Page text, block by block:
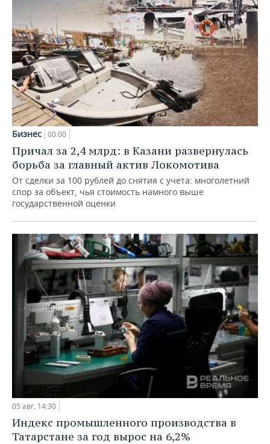
Бизнес 00:00
Причал за 2,4 млрд: в Казани развернулась
борьба за главный актив Локомотива
От сделки за 100 рублей до снятия с учета: многолетний
спор за объект, чья стоимость намного выше
государственной оценки
05 авг, 14:30
Индекс промышленного производства в
Татарстане за год вырос на 6,2%